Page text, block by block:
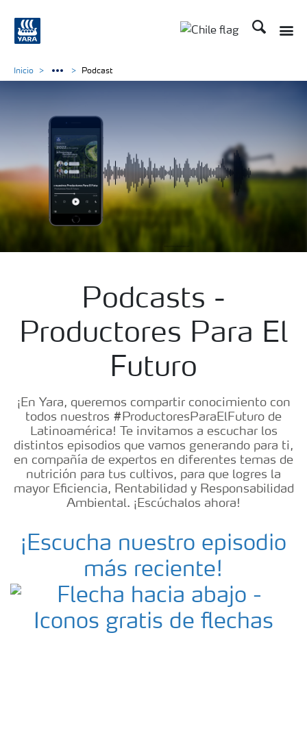
Buscar
Inicio Podcast
Podcasts -
Productores Para El
Futuro
¡En Yara, queremos compartir conocimiento con
todos nuestros #ProductoresParaElFuturo de
Latinoamérica! Te invitamos a escuchar los
distintos episodios que vamos generando para ti,
en compañía de expertos en diferentes temas de
nutrición para tus cultivos, para que logres la
mayor Eficiencia, Rentabilidad y Responsabilidad
Ambiental. ¡Escúchalos ahora!
¡Escucha nuestro episodio
más reciente!